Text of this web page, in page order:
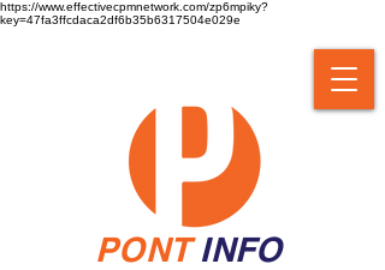
https://www.effectivecpmnetwork.com/zp6mpiky?
key=47fa3ffcdaca2df6b35b6317504e029e
PONTINFO